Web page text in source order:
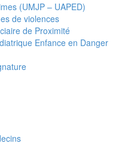
(UMJP – UAPED)
de violences
de Proximité
Enfance en Danger